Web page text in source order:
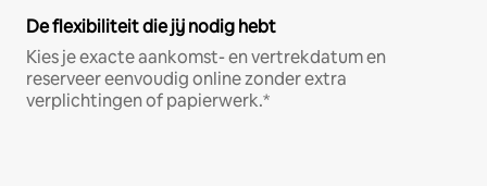
De flexibiliteit die jij nodig hebt
Kies je exacte aankomst- en vertrekdatum en
reserveer eenvoudig online zonder extra
verplichtingen of papierwerk.*